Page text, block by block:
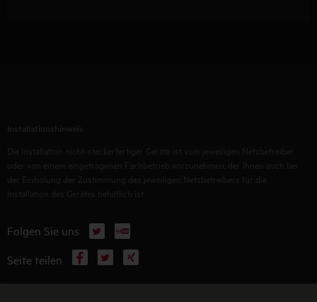
Folgen Sie uns X
YouTube
Seite teilen
Facebook
X Xing